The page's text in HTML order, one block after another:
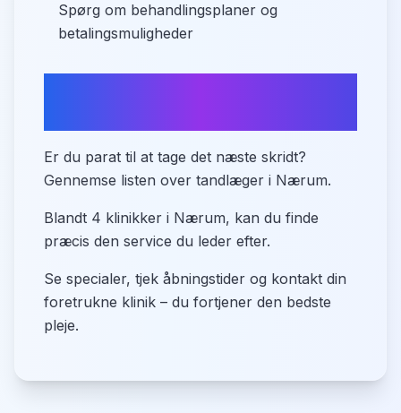
Spørg om behandlingsplaner og
betalingsmuligheder
Er du parat til at tage det næste skridt?
Gennemse listen over tandlæger i Nærum.
Blandt 4 klinikker i Nærum, kan du finde
præcis den service du leder efter.
Se specialer, tjek åbningstider og kontakt din
foretrukne klinik – du fortjener den bedste
pleje.